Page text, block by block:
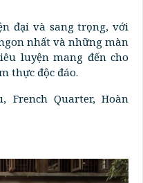
đại và sang trọng, với
nhất và những màn
luyện mang đến cho
thực độc đáo.
French Quarter, Hoàn